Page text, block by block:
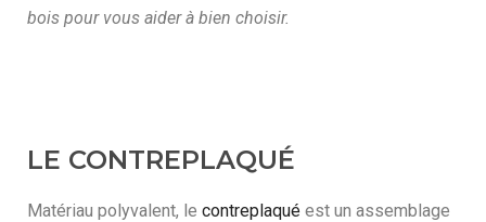
bois pour vous aider à bien choisir.
LE CONTREPLAQUÉ
Matériau polyvalent, le contreplaqué est un assemblage